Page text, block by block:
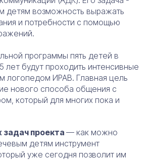
детям возможность выражать
и потребности с помощью
программы пять детей в
лет будут проходить интенсивные
логопедом ИРАВ. Главная цель
нового способа общения с
который для многих пока и
задач проекта — как можно
детям инструмент
уже сегодня позволит им